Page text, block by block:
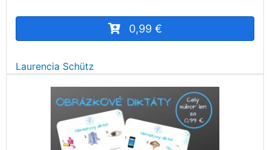
0,99 €
Laurencia Schütz